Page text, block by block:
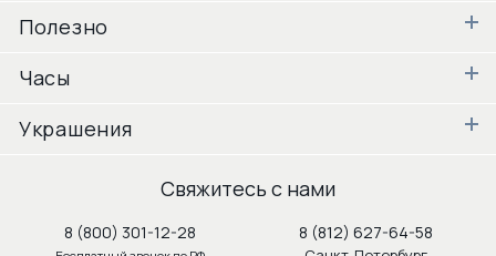
Полезно
Часы
Украшения
Свяжитесь с нами
8 (800) 301-12-28 8 (812) 627-64-58